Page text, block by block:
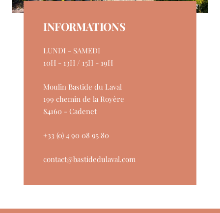
INFORMATIONS
LUNDI - SAMEDI
10H - 13H / 15H - 19H
Moulin Bastide du Laval
199 chemin de la Royère
84160 - Cadenet
+33 (0) 4 90 08 95 80
contact@bastidedulaval.com